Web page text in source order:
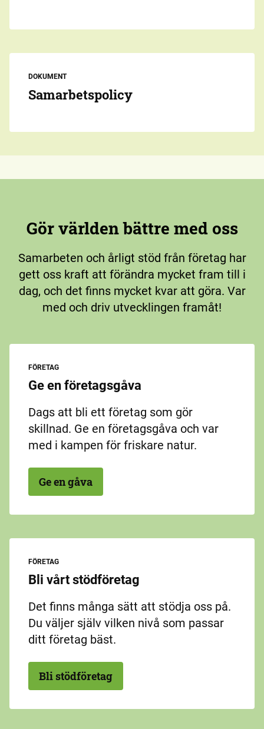
DOKUMENT
Samarbetspolicy
Gör världen bättre med oss
Samarbeten och årligt stöd från företag har
gett oss kraft att förändra mycket fram till i
dag, och det finns mycket kvar att göra. Var
med och driv utvecklingen framåt!
FÖRETAG
Ge en företagsgåva
Dags att bli ett företag som gör
skillnad. Ge en företagsgåva och var
med i kampen för friskare natur.
Ge en gåva
FÖRETAG
Bli vårt stödföretag
Det finns många sätt att stödja oss på.
Du väljer själv vilken nivå som passar
ditt företag bäst.
Bli stödföretag